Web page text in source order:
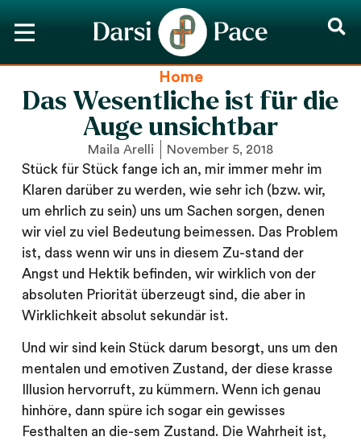
Home
Das Wesentliche ist für die
Auge unsichtbar
Maila Arelli November 5, 2018
Stück für Stück fange ich an, mir immer mehr im
Klaren darüber zu werden, wie sehr ich (bzw. wir,
um ehrlich zu sein) uns um Sachen sorgen, denen
wir viel zu viel Bedeutung beimessen. Das Problem
ist, dass wenn wir uns in diesem Zu-stand der
Angst und Hektik befinden, wir wirklich von der
absoluten Priorität überzeugt sind, die aber in
Wirklichkeit absolut sekundär ist.
Und wir sind kein Stück darum besorgt, uns um den
mentalen und emotiven Zustand, der diese krasse
Illusion hervorruft, zu kümmern. Wenn ich genau
hinhöre, dann spüre ich sogar ein gewisses
Festhalten an die-sem Zustand. Die Wahrheit ist,